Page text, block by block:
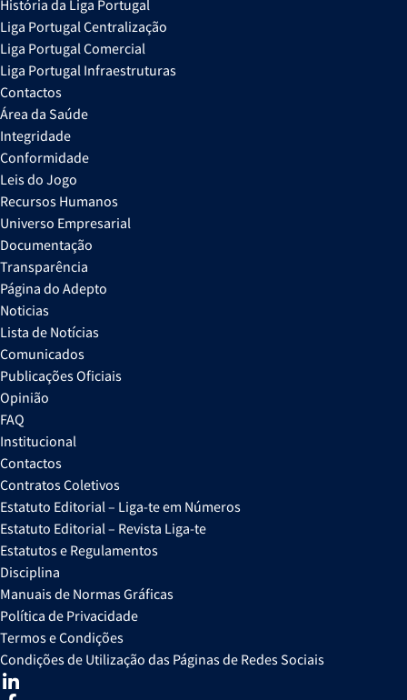
História da Liga Portugal
Liga Portugal Centralização
Liga Portugal Comercial
Liga Portugal Infraestruturas
Contactos
Área da Saúde
Integridade
Conformidade
Leis do Jogo
Recursos Humanos
Universo Empresarial
Documentação
Transparência
Página do Adepto
Noticias
Lista de Notícias
Comunicados
Publicações Oficiais
Opinião
FAQ
Institucional
Contactos
Contratos Coletivos
Estatuto Editorial – Liga-te em Números
Estatuto Editorial – Revista Liga-te
Estatutos e Regulamentos
Disciplina
Manuais de Normas Gráficas
Política de Privacidade
Termos e Condições
Condições de Utilização das Páginas de Redes Sociais